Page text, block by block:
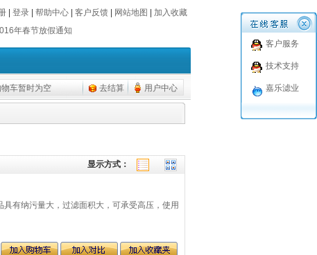
登录 帮助中心 客户反馈 网站地图 加入收藏
年春节放假通知
年春节放假通知
物车暂时为空 去结算 用户中心
客户服务
技术支持
嘉乐滤业
显示方式：
有纳污量大，过滤面积大，可承受高压，使用